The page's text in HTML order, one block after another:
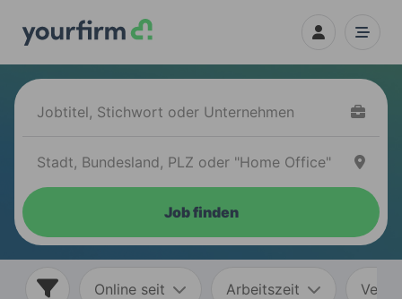
Job finden
Online seit Arbeitszeit